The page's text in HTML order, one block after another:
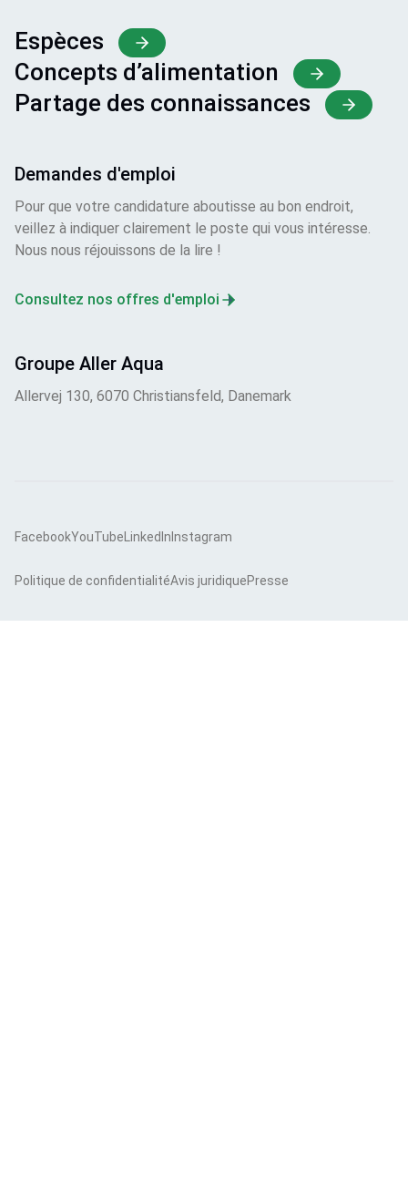
Espèces
Concepts d’alimentation
Partage des connaissances
Demandes d'emploi
Pour que votre candidature aboutisse au bon endroit,
veillez à indiquer clairement le poste qui vous intéresse.
Nous nous réjouissons de la lire !
Consultez nos offres d'emploi
Groupe Aller Aqua
Allervej 130, 6070 Christiansfeld, Danemark
FacebookYouTube LinkedIn Instagram
Politique de confidentialitéAvis juridiquePresse